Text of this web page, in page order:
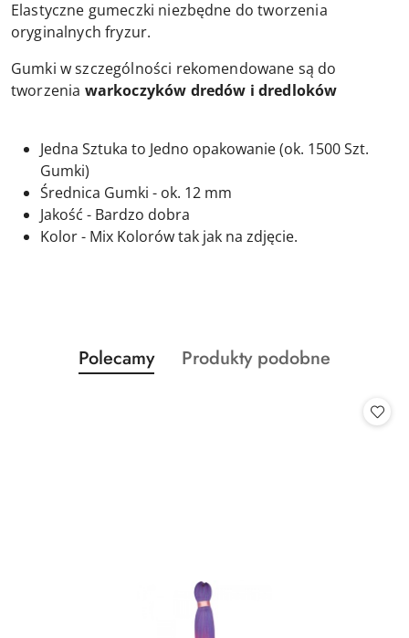
Elastyczne gumeczki niezbędne do tworzenia
oryginalnych fryzur.
Gumki w szczególności rekomendowane są do
tworzenia warkoczyków dredów i dredloków
Jedna Sztuka to Jedno opakowanie (ok. 1500 Szt.
Gumki)
Średnica Gumki - ok. 12 mm
Jakość - Bardzo dobra
Kolor - Mix Kolorów tak jak na zdjęcie.
Pomiń karuzelę produktów
Produkty
o
Polecamy
Produkty
Produkty podobne